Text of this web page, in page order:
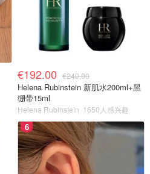
€192.00 €240.00
Helena Rubinstein 新肌水200ml+黑
绷带15ml
Helena Rubinstein 1650人感兴趣
6